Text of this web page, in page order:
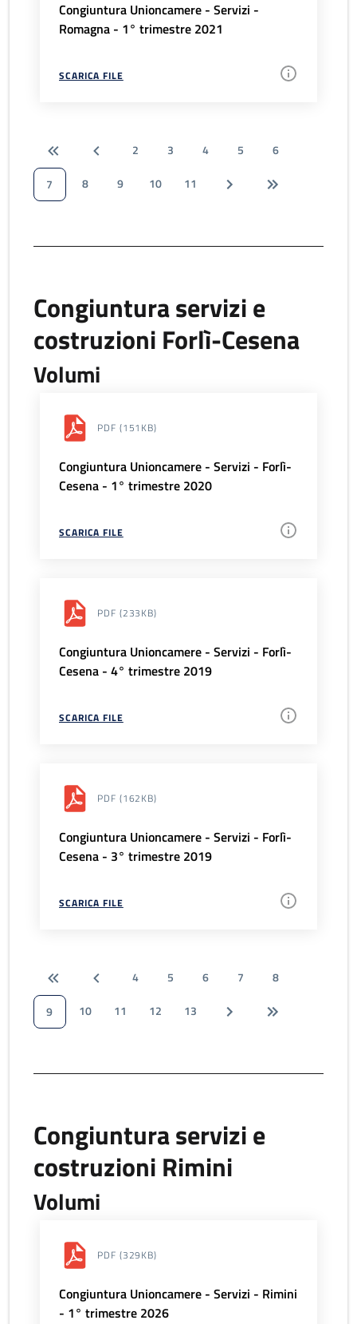
Congiuntura Unioncamere - Servizi -
Romagna - 1° trimestre 2021
SCARICA FILE
2 3 4 5
6
7
8 9 10 11
Congiuntura servizi e
costruzioni Forlì-Cesena
Volumi
PDF (151KB)
Congiuntura Unioncamere - Servizi - Forlì-
Cesena - 1° trimestre 2020
SCARICA FILE
PDF (233KB)
Congiuntura Unioncamere - Servizi - Forlì-
Cesena - 4° trimestre 2019
SCARICA FILE
PDF (162KB)
Congiuntura Unioncamere - Servizi - Forlì-
Cesena - 3° trimestre 2019
SCARICA FILE
4 5 6 7
8
9
10 11 12 13
Congiuntura servizi e
costruzioni Rimini
Volumi
PDF (329KB)
Congiuntura Unioncamere - Servizi - Rimini
- 1° trimestre 2026